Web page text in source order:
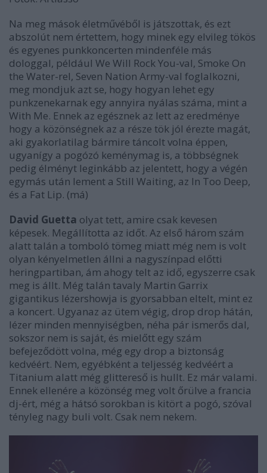
Na meg mások életművéből is játszottak, és ezt
abszolút nem értettem, hogy minek egy elvileg tökös
és egyenes punkkoncerten mindenféle más
dologgal, például We Will Rock You-val, Smoke On
the Water-rel, Seven Nation Army-val foglalkozni,
meg mondjuk azt se, hogy hogyan lehet egy
punkzenekarnak egy annyira nyálas száma, mint a
With Me. Ennek az egésznek az lett az eredménye
hogy a közönségnek az a része tök jól érezte magát,
aki gyakorlatilag bármire táncolt volna éppen,
ugyanígy a pogózó keménymag is, a többségnek
pedig élményt leginkább az jelentett, hogy a végén
egymás után lement a Still Waiting, az In Too Deep,
és a Fat Lip. (má)
David Guetta olyat tett, amire csak kevesen
képesek. Megállította az időt. Az első három szám
alatt talán a tomboló tömeg miatt még nem is volt
olyan kényelmetlen állni a nagyszínpad előtti
heringpartiban, ám ahogy telt az idő, egyszerre csak
meg is állt. Még talán tavaly Martin Garrix
gigantikus lézershowja is gyorsabban eltelt, mint ez
a koncert. Ugyanaz az ütem végig, drop drop hátán,
lézer minden mennyiségben, néha pár ismerős dal,
sokszor nem is saját, és mielőtt egy szám
befejeződött volna, még egy drop a biztonság
kedvéért. Nem, egyébként a teljesség kedvéért a
Titanium alatt még glittereső is hullt. Ez már valami.
Ennek ellenére a közönség meg volt őrülve a francia
dj-ért, még a hátsó sorokban is kitört a pogó, szóval
tényleg nagy buli volt. Csak nem nekem.